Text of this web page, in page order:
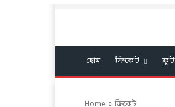
হোম ক্রিকেট
Home ক্রিকেট